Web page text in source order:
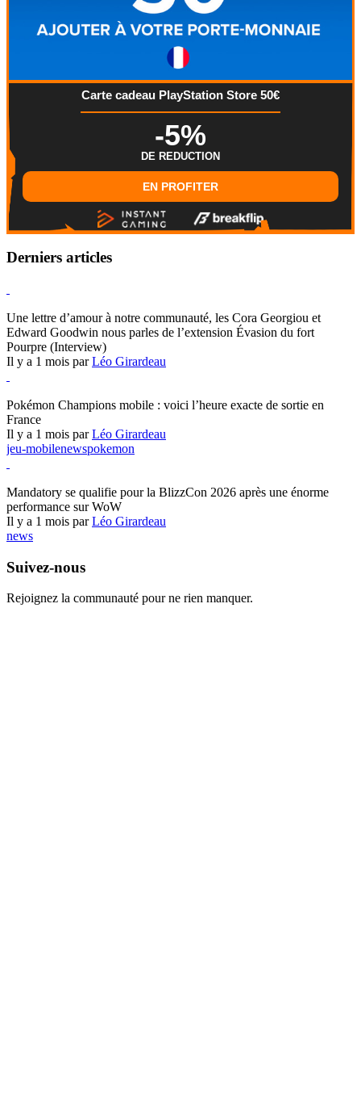
Carte cadeau PlayStation Store 50€
-5%
DE REDUCTION
EN PROFITER
Derniers articles
Une lettre d’amour à notre communauté, les Cora Georgiou et
Edward Goodwin nous parles de l’extension Évasion du fort
Pourpre (Interview)
Il y a 1 mois parLéo Girardeau
Pokémon Champions mobile : voici l’heure exacte de sortie en
France
Il y a 1 mois parLéo Girardeau
jeu-mobilenewspokemon
Mandatory se qualifie pour la BlizzCon 2026 après une énorme
performance sur WoW
Il y a 1 mois parLéo Girardeau
news
Suivez-nous
Rejoignez la communauté pour ne rien manquer.